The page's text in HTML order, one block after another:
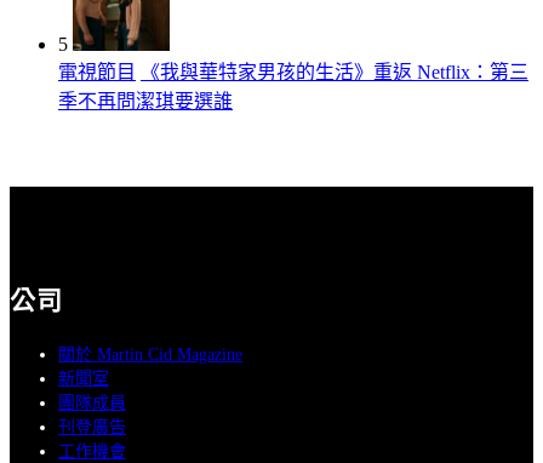
5
電視節目
《我與華特家男孩的生活》重返 Netflix：第三
季不再問潔琪要選誰
公司
關於 Martin Cid Magazine
新聞室
團隊成員
刊登廣告
工作機會